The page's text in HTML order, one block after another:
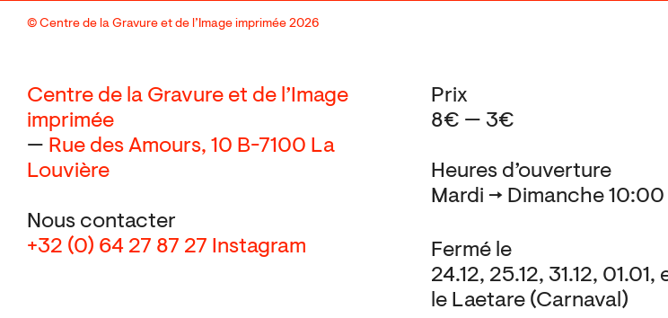
Centre de la Gravure et de l’Image
imprimée
— Rue des Amours, 10 B-7100 La
Louvière
Nous contacter
+32 (0) 64 27 87 27 Instagram
Heures d’ouverture
Mardi → Dimanche
Fermé le
24.12, 25.12, 31.12,
le Laetare (Carnaval)
Prix
8€ — 3€
© Centre de la Gravure et de l’Image imprimée 2026